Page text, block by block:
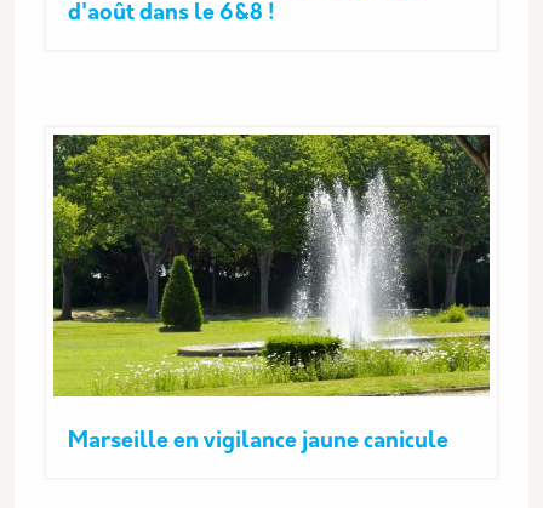
d'août dans le 6&8 !
Marseille en vigilance jaune canicule